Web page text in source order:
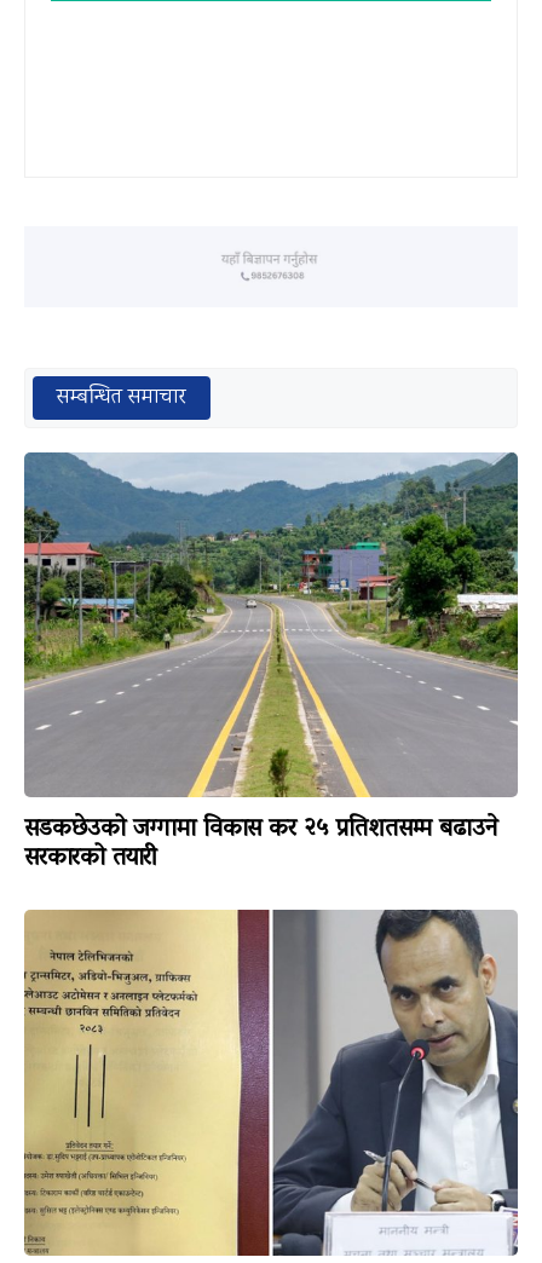
सम्बन्धित समाचार
सडकछेउको जग्गामा विकास कर २५ प्रतिशतसम्म बढाउने
सरकारको तयारी